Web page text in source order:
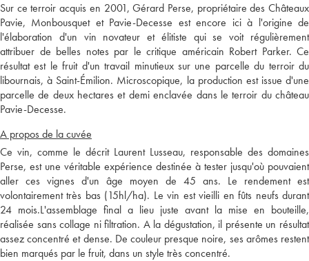
Sur ce terroir acquis en 2001, Gérard Perse, propriétaire des Châteaux
Pavie, Monbousquet et Pavie-Decesse est encore ici à l'origine de
l'élaboration d'un vin novateur et élitiste qui se voit régulièrement
attribuer de belles notes par le critique américain Robert Parker. Ce
résultat est le fruit d'un travail minutieux sur une parcelle du terroir du
libournais, à Saint-Émilion. Microscopique, la production est issue d'une
parcelle de deux hectares et demi enclavée dans le terroir du château
Pavie-Decesse.
A propos de la cuvée
Ce vin, comme le décrit Laurent Lusseau, responsable des domaines
Perse, est une véritable expérience destinée à tester jusqu'où pouvaient
aller ces vignes d'un âge moyen de 45 ans. Le rendement est
volontairement très bas (15hl/ha). Le vin est vieilli en fûts neufs durant
24 mois.L'assemblage final a lieu juste avant la mise en bouteille,
réalisée sans collage ni filtration. A la dégustation, il présente un résultat
assez concentré et dense. De couleur presque noire, ses arômes restent
bien marqués par le fruit, dans un style très concentré.